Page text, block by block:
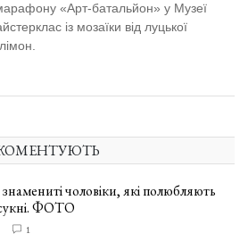
«Арт-батальйон» у Музеї
із мозаїки від луцької
чоловіки, які полюбляють
ФОТО
1